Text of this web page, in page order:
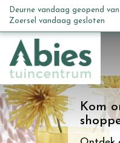
n
c
o
n
t
Kom
Deurne vandaag geopend van
Zoersel vandaag gesloten